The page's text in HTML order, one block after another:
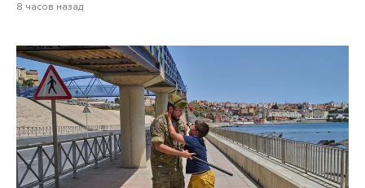
8 часов назад